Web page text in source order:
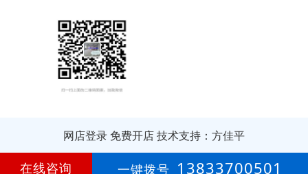
网店登录 免费开店技术支持：方佳平
第11年
在线咨询 一键拨号 13833700501